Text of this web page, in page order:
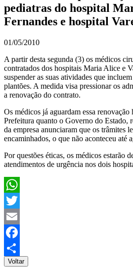
pediatras do hospital
Fernandes e hospital
01/05/2010
A partir desta segunda (3) os médicos
contratados dos hospitais Maria Alice e
suspender as suas atividades que
plantões. A medida visa pressionar os
a renovação do contrato.
Os médicos já aguardam essa renovação
Prefeitura quanto o Governo do Estado,
da empresa anunciaram que os trâmites
encaminhados, o que não aconteceu até
Por questões éticas, os médicos estarão
atendimentos de urgência nos dois
WhatsApp
Twitter
Email
Facebook
Share
Voltar